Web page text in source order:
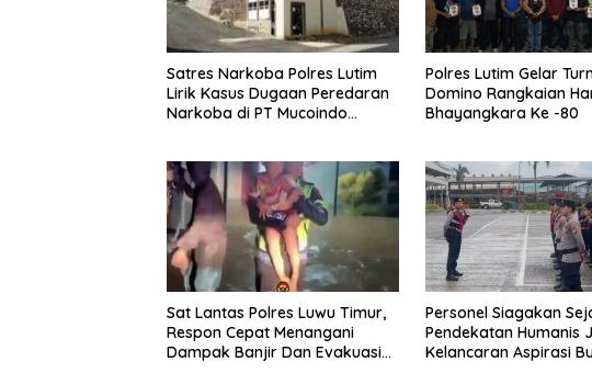
Satres Narkoba Polres Lutim
Lirik Kasus Dugaan Peredaran
Narkoba di PT Mucoindo
Polres Lutim Gelar
Domino Rangkaian
Bhayangkara Ke -80
Sat Lantas Polres Luwu Timur,
Respon Cepat Menangani
Dampak Banjir Dan Evakuasi
Personel Siagakan
Pendekatan Humanis
Kelancaran Aspirasi